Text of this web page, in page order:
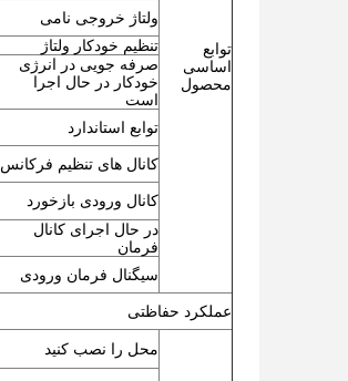
توابع
اساسی
محصول
ولتاژ خروجی نامی
تنظیم خودکار ولتاژ
صرفه جویی در انرژی
خودکار در حال اجرا
است
توابع استاندارد
کانال های تنظیم فرکانس
کانال ورودی بازخورد
در حال اجرای کانال
فرمان
سیگنال فرمان ورودی
عملکرد حفاظتی
محل را نصب کنید